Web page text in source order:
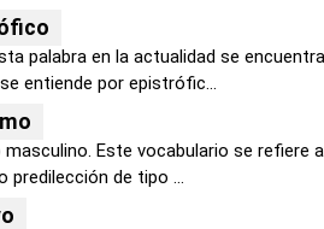
palabra en la actualidad se encuentra
entiende por epistrófic...
Este vocabulario se refiere
predilección de tipo ...